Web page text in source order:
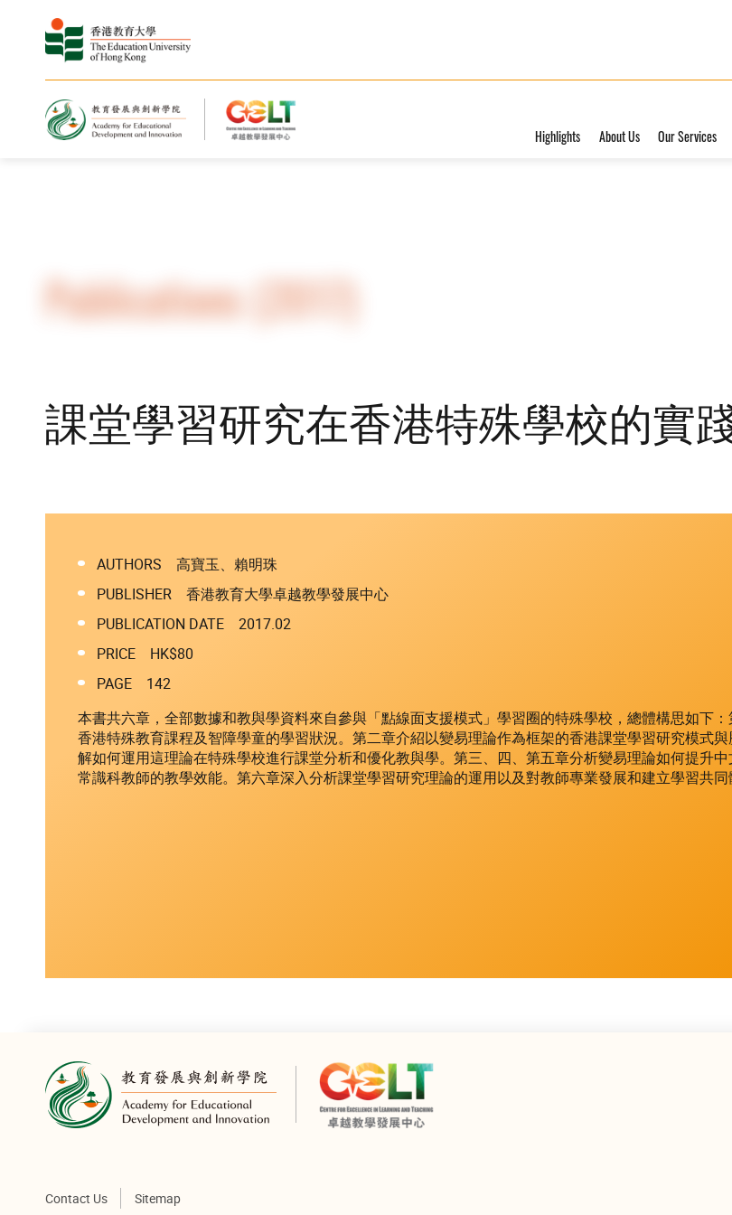
Highlights About Us Our Services
Publications (2017)
課堂學習研究在香港特殊學校的實
AUTHORS 高寶玉、賴明珠
PUBLISHER 香港教育大學卓越教學發展中心
PUBLICATION DATE 2017.02
PRICE HK$80
PAGE 142
本書共六章，全部數據和教與學資料來自參與「點線面支援模式」學習圈的特殊學校，總體構思如下
香港特殊教育課程及智障學童的學習狀況。第二章介紹以變易理論作為框架的香港課堂學習研究模式
解如何運用這理論在特殊學校進行課堂分析和優化教與學。第三、四、第五章分析變易理論如何提升
常識科教師的教學效能。第六章深入分析課堂學習研究理論的運用以及對教師專業發展和建立學習共同
Contact Us Sitemap